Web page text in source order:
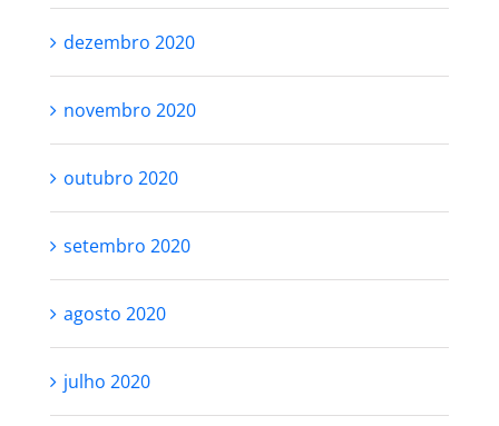
dezembro 2020
novembro 2020
outubro 2020
setembro 2020
agosto 2020
julho 2020